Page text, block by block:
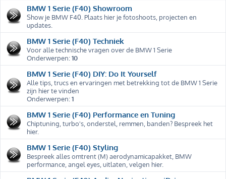
BMW 1 Serie (F40) Showroom
Show je BMW F40. Plaats hier je fotoshoots, projecten en
updates.
BMW 1 Serie (F40) Techniek
Voor alle technische vragen over de BMW 1 Serie
Onderwerpen:10
BMW 1 Serie (F40) DIY: Do It Yourself
Alle tips, trucs en ervaringen met betrekking tot de BMW 1 Serie
zijn hier te vinden
Onderwerpen:1
BMW 1 Serie (F40) Performance en Tuning
Chiptuning, turbo's, onderstel, remmen, banden? Bespreek het
hier.
BMW 1 Serie (F40) Styling
Bespreek alles omtrent (M) aerodynamicapakket, BMW
performance, angel eyes, uitlaten, velgen hier.